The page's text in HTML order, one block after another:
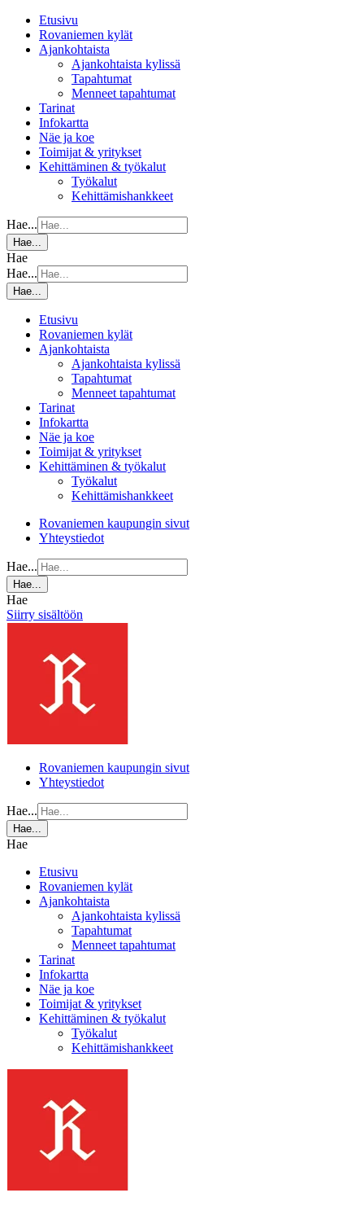
Etusivu
Rovaniemen kylät
Ajankohtaista
Ajankohtaista kylissä
Tapahtumat
Menneet tapahtumat
Tarinat
Infokartta
Näe ja koe
Toimijat & yritykset
Kehittäminen & työkalut
Työkalut
Kehittämishankkeet
Hae...
Hae...
Hae
Hae...
Hae...
Etusivu
Rovaniemen kylät
Ajankohtaista
Ajankohtaista kylissä
Tapahtumat
Menneet tapahtumat
Tarinat
Infokartta
Näe ja koe
Toimijat & yritykset
Kehittäminen & työkalut
Työkalut
Kehittämishankkeet
Rovaniemen kaupungin sivut
Yhteystiedot
Hae...
Hae...
Hae
Siirry sisältöön
Rovaniemen kaupungin sivut
Yhteystiedot
Hae...
Hae...
Hae
Etusivu
Rovaniemen kylät
Ajankohtaista
Ajankohtaista kylissä
Tapahtumat
Menneet tapahtumat
Tarinat
Infokartta
Näe ja koe
Toimijat & yritykset
Kehittäminen & työkalut
Työkalut
Kehittämishankkeet